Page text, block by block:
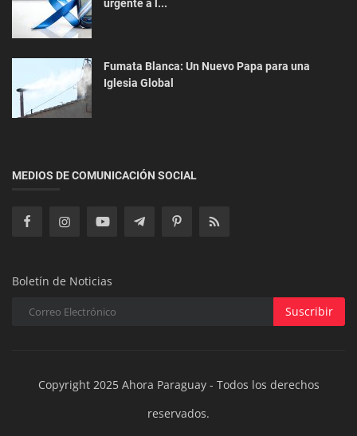
brasileña invierte US$ 200.0...
urgente a l...
Fumata Blanca: Un Nuevo Papa para una
Iglesia Global
MEDIOS DE COMUNICACIÓN SOCIAL
Boletín de Noticias
Suscribir
Copyright 2025 Ahora Paraguay - Todos los derechos
reservados.